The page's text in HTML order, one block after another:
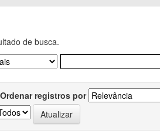
de busca.
Ordenar registros por